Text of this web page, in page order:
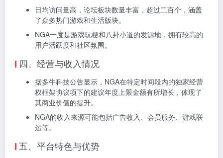
日均访问量高，论坛板块数量丰富，超过二百个，涵盖
了众多热门游戏和生活版块。
NGA一度是游戏玩梗和八卦小道的发源地，拥有较高的
用户活跃度和社区氛围。
四、经营与收入情况
据多牛科技公告显示，NGA在特定时间段内的独家经营
权框架协议项下的建议年度上限金额有所增长，体现了
其商业价值的提升。
NGA的收入来源可能包括广告收入、会员服务、游戏联
运等。
五、平台特色与优势